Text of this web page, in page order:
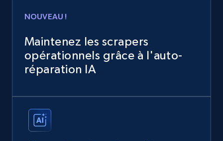
NOUVEAU !
Maintenez les scrapers
opérationnels grâce à l'auto-
réparation IA